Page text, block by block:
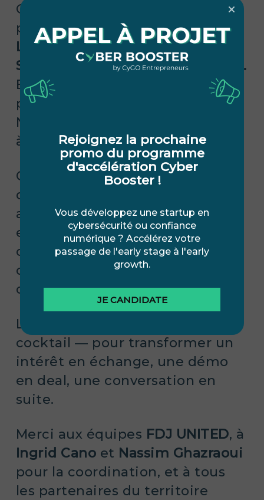
C’est
présélectionné les startups :
LockNest Group, Nucleon
Security, LABEL4.AI, Open Sezam.
Et ce sont leurs experts qui ont
posé les questions.
Nous, on prépare. Le reste, c’est
à eux de jouer.
Ce type de rendez-vous, c’est ce
qui fait la différence entre un
accompagnement “hors-sol”…
et une mise en relation
opérationnelle avec des groupes
qui peuvent devenir des clients,
des partenaires, des référents.
La journée s’est terminée par un
cocktail — pour transformer un
intérêt en échange, une démo
en deal, une conversation en
suite.
Merci aux équipes FDJ UNITED, à
Ingrid Cano et Nassim Ghazraoui
pour la coordination, et à tous
les partenaires du territoire
Rejoignez la prochaine
promo du programme
d'accélération Cyber
Booster !
Vous développez une startup en
cybersécurité ou confiance
numérique ? Accélérez votre
passage de l'early stage à l'early
growth.
JE CANDIDATE